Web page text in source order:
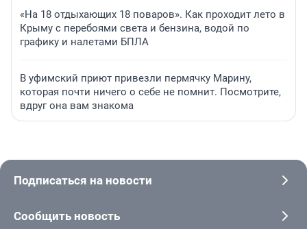
«На 18 отдыхающих 18 поваров». Как проходит лето в
Крыму с перебоями света и бензина, водой по
графику и налетами БПЛА
В уфимский приют привезли пермячку Марину,
которая почти ничего о себе не помнит. Посмотрите,
вдруг она вам знакома
Подписаться на новости
Сообщить новость